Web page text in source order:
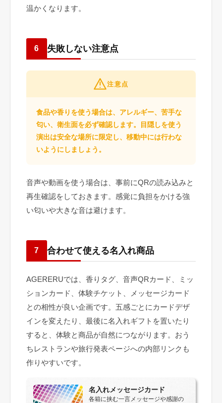
温かくなります。
6 失敗しない注意点
注意点
食品や香りを使う場合は、アレルギー、苦手な
匂い、衛生面を必ず確認します。目隠しを使う
演出は安全な場所に限定し、移動中には行わな
いようにしましょう。
音声や動画を使う場合は、事前にQRの読み込みと
再生確認をしておきます。感覚に負担をかける強
い匂いや大きな音は避けます。
7 合わせて使える名入れ商品
AGERERUでは、香りタグ、音声QRカード、ミッ
ションカード、体験チケット、メッセージカード
との相性が良い企画です。五感ごとにカードデザ
インを変えたり、最後に名入れギフトを置いたり
すると、体験と商品が自然につながります。おう
ちレストランや旅行発表ページへの内部リンクも
作りやすいです。
名入れメッセージカード
各箱に挟む一言メッセージや感謝の